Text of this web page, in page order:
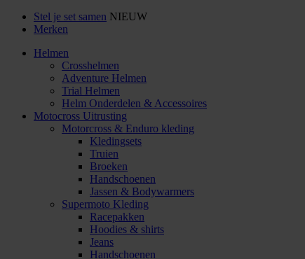
Stel je set samen NIEUW
Merken
Helmen
Crosshelmen
Adventure Helmen
Trial Helmen
Helm Onderdelen & Accessoires
Motocross Uitrusting
Motorcross & Enduro kleding
Kledingsets
Truien
Broeken
Handschoenen
Jassen & Bodywarmers
Supermoto Kleding
Racepakken
Hoodies & shirts
Jeans
Handschoenen